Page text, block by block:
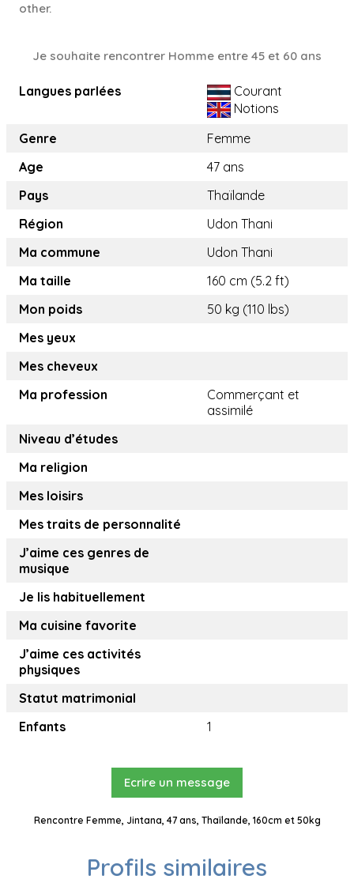
other.
Je souhaite rencontrer Homme entre 45 et 60 ans
Langues parlées
Courant
Notions
Genre
Femme
Age
47 ans
Pays
Thaïlande
Région
Udon Thani
Ma commune
Udon Thani
Ma taille
160 cm (5.2 ft)
Mon poids
50 kg (110 lbs)
Mes yeux
Mes cheveux
Ma profession
Commerçant et
assimilé
Niveau d’études
Ma religion
Mes loisirs
Mes traits de personnalité
J’aime ces genres de
musique
Je lis habituellement
Ma cuisine favorite
J’aime ces activités
physiques
Statut matrimonial
Enfants
1
Ecrire un message
Rencontre Femme, Jintana, 47 ans, Thaïlande, 160cm et 50kg
Profils similaires